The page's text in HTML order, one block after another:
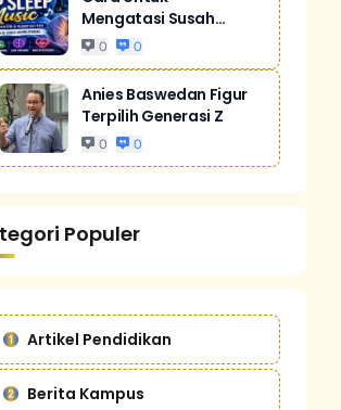
Mengatasi Susah
Tidur Akibat Stres
0 0
Anies Baswedan Figur
Terpilih Generasi Z
0 0
Populer
Artikel Pendidikan
Berita Kampus